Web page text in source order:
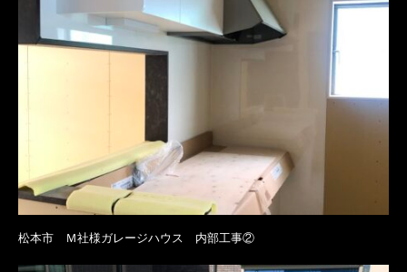
松本市 Ｍ社様ガレージハウス 内部工事②